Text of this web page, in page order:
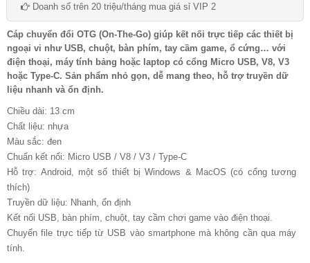
Doanh số trên 20 triệu/tháng mua giá sỉ VIP 2
Cáp chuyển đổi OTG (On-The-Go) giúp kết nối trực tiếp các thiết bị
ngoại vi như USB, chuột, bàn phím, tay cầm game, ổ cứng… với
điện thoại, máy tính bảng hoặc laptop có cổng Micro USB, V8, V3
hoặc Type-C. Sản phẩm nhỏ gọn, dễ mang theo, hỗ trợ truyền dữ
liệu nhanh và ổn định.
Chiều dài: 13 cm
Chất liệu: nhựa
Màu sắc: đen
Chuẩn kết nối: Micro USB / V8 / V3 / Type-C
Hỗ trợ: Android, một số thiết bị Windows & MacOS (có cổng tương
thích)
Truyền dữ liệu: Nhanh, ổn định
Kết nối USB, bàn phím, chuột, tay cầm chơi game vào điện thoại.
Chuyển file trực tiếp từ USB vào smartphone mà không cần qua máy
tính.